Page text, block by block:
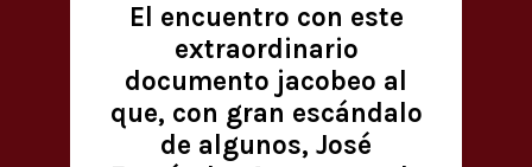
El encuentro con este
extraordinario
documento jacobeo al
que, con gran escándalo
de algunos, José